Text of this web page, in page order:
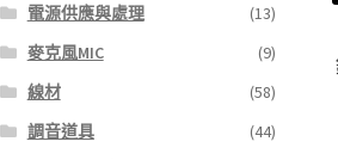
電源供應與處理
(13)
麥克風MIC
(9)
線材
(58)
調音道具
(44)